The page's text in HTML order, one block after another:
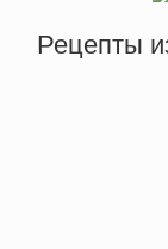
Рецепты